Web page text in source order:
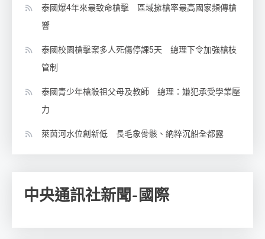
泰國爆4年來最致命槍擊 區域擁槍率最高國家頻傳槍
響
泰國校園槍擊案多人死傷停課5天 總理下令加強槍枝
管制
泰國青少年槍殺祖父母及教師 總理：嫌犯承受學業壓
力
萊茵河水位創新低 長毛象骨骸、納粹沉船全都露
中央通訊社新聞-國際